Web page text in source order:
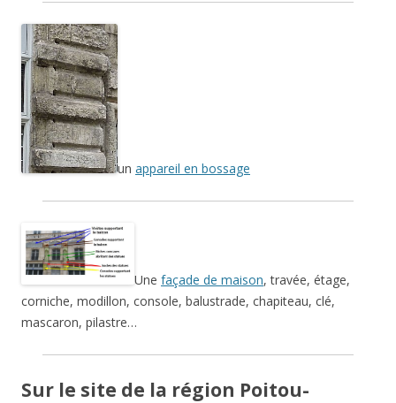
un appareil en bossage
Une façade de maison, travée, étage,
corniche, modillon, console, balustrade, chapiteau, clé,
mascaron, pilastre…
Sur le site de la région Poitou-